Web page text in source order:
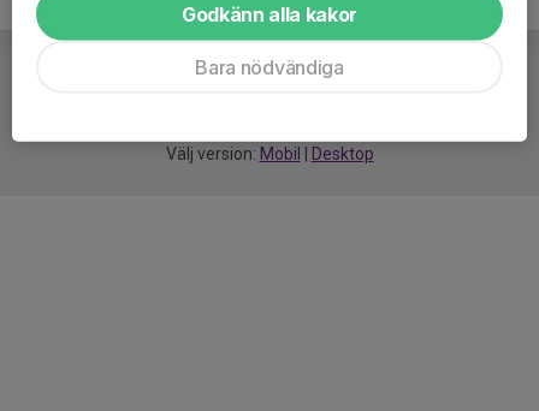
Välj version: Mobil Desktop
Godkänn alla kakor
Bara nödvändiga